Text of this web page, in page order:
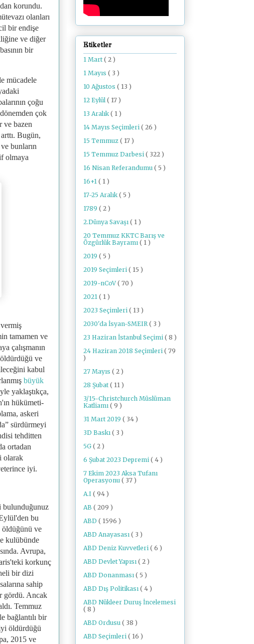
korundu.
olanları
bir endişe
ve diğer
bir
mücadele
çoğu
çok
ve bazen
Bugün,
bunların
olmaya
tamamen ve
çalışmanın
ve
kabul
büyük
yaklaştıkça,
hükümeti-
askeri
sürdürmeyi
tehditten
ortadan
olarak
iyi.
bulunduğunuz
bu
öldüğünü ve
kulübünde
Avrupa,
korkunç
bir dizi
sahip
gördü. Ancak
Temmuz
bağlantılı bir
öldürdüğü
2015 ve
Etiketler
1 Mart ( 2 )
1 Mayıs ( 3 )
10 Ağustos ( 13 )
12 Eylül ( 17 )
13 Aralık ( 1 )
14 Mayıs Seçimleri ( 26 )
15 Temmuz ( 17 )
15 Temmuz Darbesi ( 322 )
16 Nisan Referandumu ( 5 )
16+1 ( 1 )
17-25 Aralık ( 5 )
1789 ( 2 )
2.Dünya Savaşı ( 1 )
20 Temmuz KKTC Barış ve
Özgürlük Bayramı ( 1 )
2019 ( 5 )
2019 Seçimleri ( 15 )
2019-nCoV( 70 )
2021 ( 1 )
2023 Seçimleri ( 13 )
2030'da İsyan-SMEIR ( 3 )
23 Haziran İstanbul Seçimi ( 8 )
24 Haziran 2018 Seçimleri ( 79
)
27 Mayıs ( 2 )
28 Şubat ( 11 )
3/15-Christchurch Müslüman
Katliamı ( 9 )
31 Mart 2019 ( 34 )
3D Baskı ( 3 )
5G ( 2 )
6 Şubat 2023 Depremi ( 4 )
7 Ekim 2023 Aksa Tufanı
Operasyonu ( 37 )
A.I ( 94 )
AB ( 209 )
ABD ( 1596 )
ABD Anayasası ( 3 )
ABD Deniz Kuvvetleri ( 6 )
ABD Devlet Yapısı ( 2 )
ABD Donanması ( 5 )
ABD Dış Politikası ( 4 )
ABD Nükleer Duruş İncelemesi
( 8 )
ABD Ordusu ( 38 )
ABD Seçimleri ( 16 )